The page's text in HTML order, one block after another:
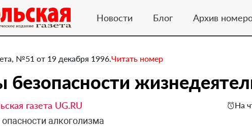
Новости Блог Архив
№51 от 19 декабря 1996.Читать номер
безопасности
газета UG.RU На
алкоголизма